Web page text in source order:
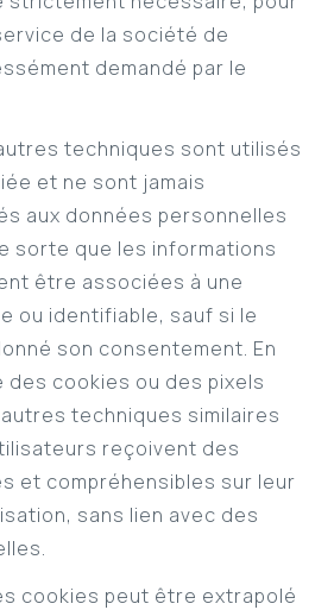
de la société de
demandé par le
techniques sont utilisés
et ne sont jamais
aux données personnelles
sorte que les informations
être associées à une
ou identifiable, sauf si le
son consentement. En
des cookies ou des pixels
techniques similaires
reçoivent des
et compréhensibles sur leur
sans lien avec des
cookies peut être extrapolé